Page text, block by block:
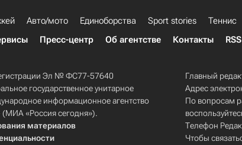
Авто/мото Единоборства Sport stories Теннис
Пресс-центр Об агентстве Контакты RSS
Эл № ФС77-57640
государственное унитарное
информационное агентство
(МИА «Россия сегодня»).
материалов
Главный
Адрес
По вопросам
Телефон
Чтобы